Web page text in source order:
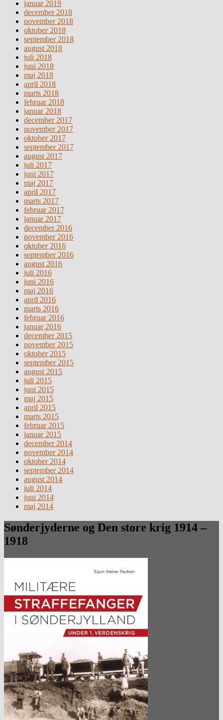
januar 2019
december 2018
november 2018
oktober 2018
september 2018
august 2018
juli 2018
juni 2018
maj 2018
april 2018
marts 2018
februar 2018
januar 2018
december 2017
november 2017
oktober 2017
september 2017
august 2017
juli 2017
juni 2017
maj 2017
april 2017
marts 2017
februar 2017
januar 2017
december 2016
november 2016
oktober 2016
september 2016
august 2016
juli 2016
juni 2016
maj 2016
april 2016
marts 2016
februar 2016
januar 2016
december 2015
november 2015
oktober 2015
september 2015
august 2015
juli 2015
juni 2015
maj 2015
april 2015
marts 2015
februar 2015
januar 2015
december 2014
november 2014
oktober 2014
september 2014
august 2014
juli 2014
juni 2014
maj 2014
Sønderjyderne og Den store krig 1914 –
1918